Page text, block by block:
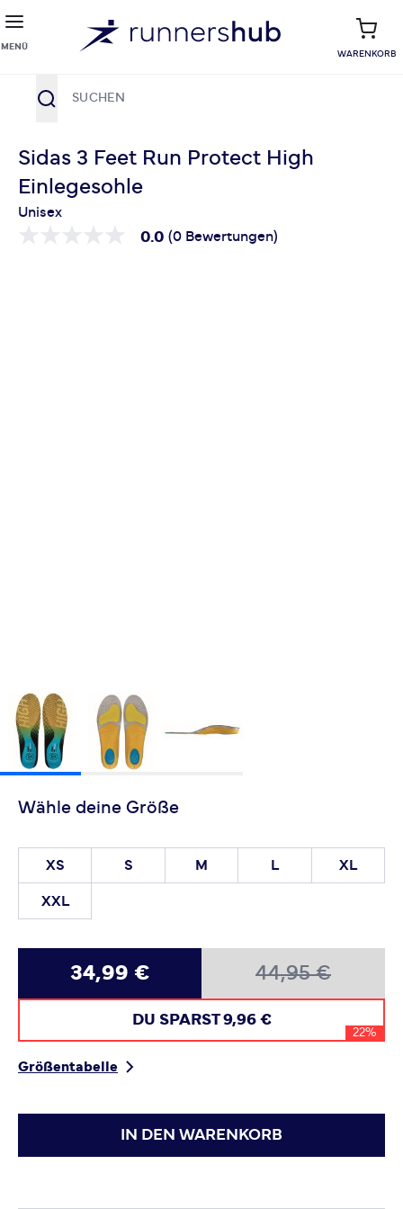
MENÜ
WARENKORB
Sidas 3 Feet Run Protect High
Einlegesohle
Unisex
0.0 (0 Bewertungen)
Wähle deine Größe
XS S M L XL
XXL
34,99 € 44,95 €
DU SPARST 9,96 €
22%
Größentabelle
IN DEN WARENKORB